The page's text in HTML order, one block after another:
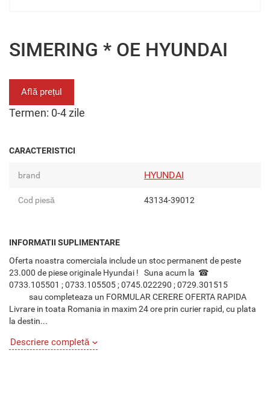
SIMERING * OE HYUNDAI
Află prețul
Termen: 0-4 zile
CARACTERISTICI
brand HYUNDAI
Cod piesă 43134-39012
INFORMATII SUPLIMENTARE
Oferta noastra comerciala include un stoc permanent de peste
23.000 de piese originale Hyundai ! Suna acum la ☎
0733.105501 ; 0733.105505 ; 0745.022290 ; 0729.301515
sau completeaza un FORMULAR CERERE OFERTA RAPIDA
Livrare in toata Romania in maxim 24 ore prin curier rapid, cu plata
la destin...
Descriere completă